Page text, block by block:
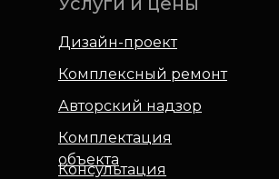
Дизайн-проект
Комплексный ремонт
Авторский надзор
Комплектация
объекта
Консультация